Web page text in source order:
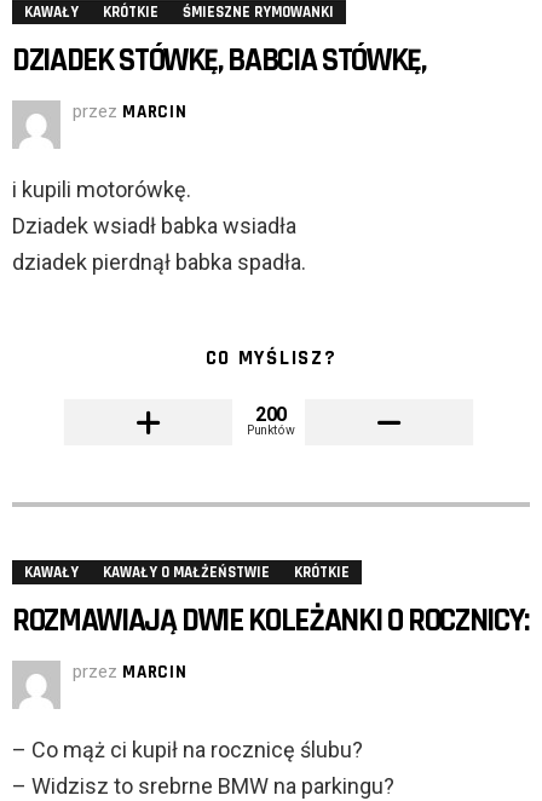
KAWAŁY KRÓTKIE ŚMIESZNE RYMOWANKI
DZIADEK STÓWKĘ, BABCIA STÓWKĘ,
przez MARCIN
i kupili motorówkę.
Dziadek wsiadł babka wsiadła
dziadek pierdnął babka spadła.
CO MYŚLISZ?
200
Punktów
KAWAŁY KAWAŁY O MAŁŻEŃSTWIE KRÓTKIE
ROZMAWIAJĄ DWIE KOLEŻANKI O ROCZNICY:
przez MARCIN
– Co mąż ci kupił na rocznicę ślubu?
– Widzisz to srebrne BMW na parkingu?